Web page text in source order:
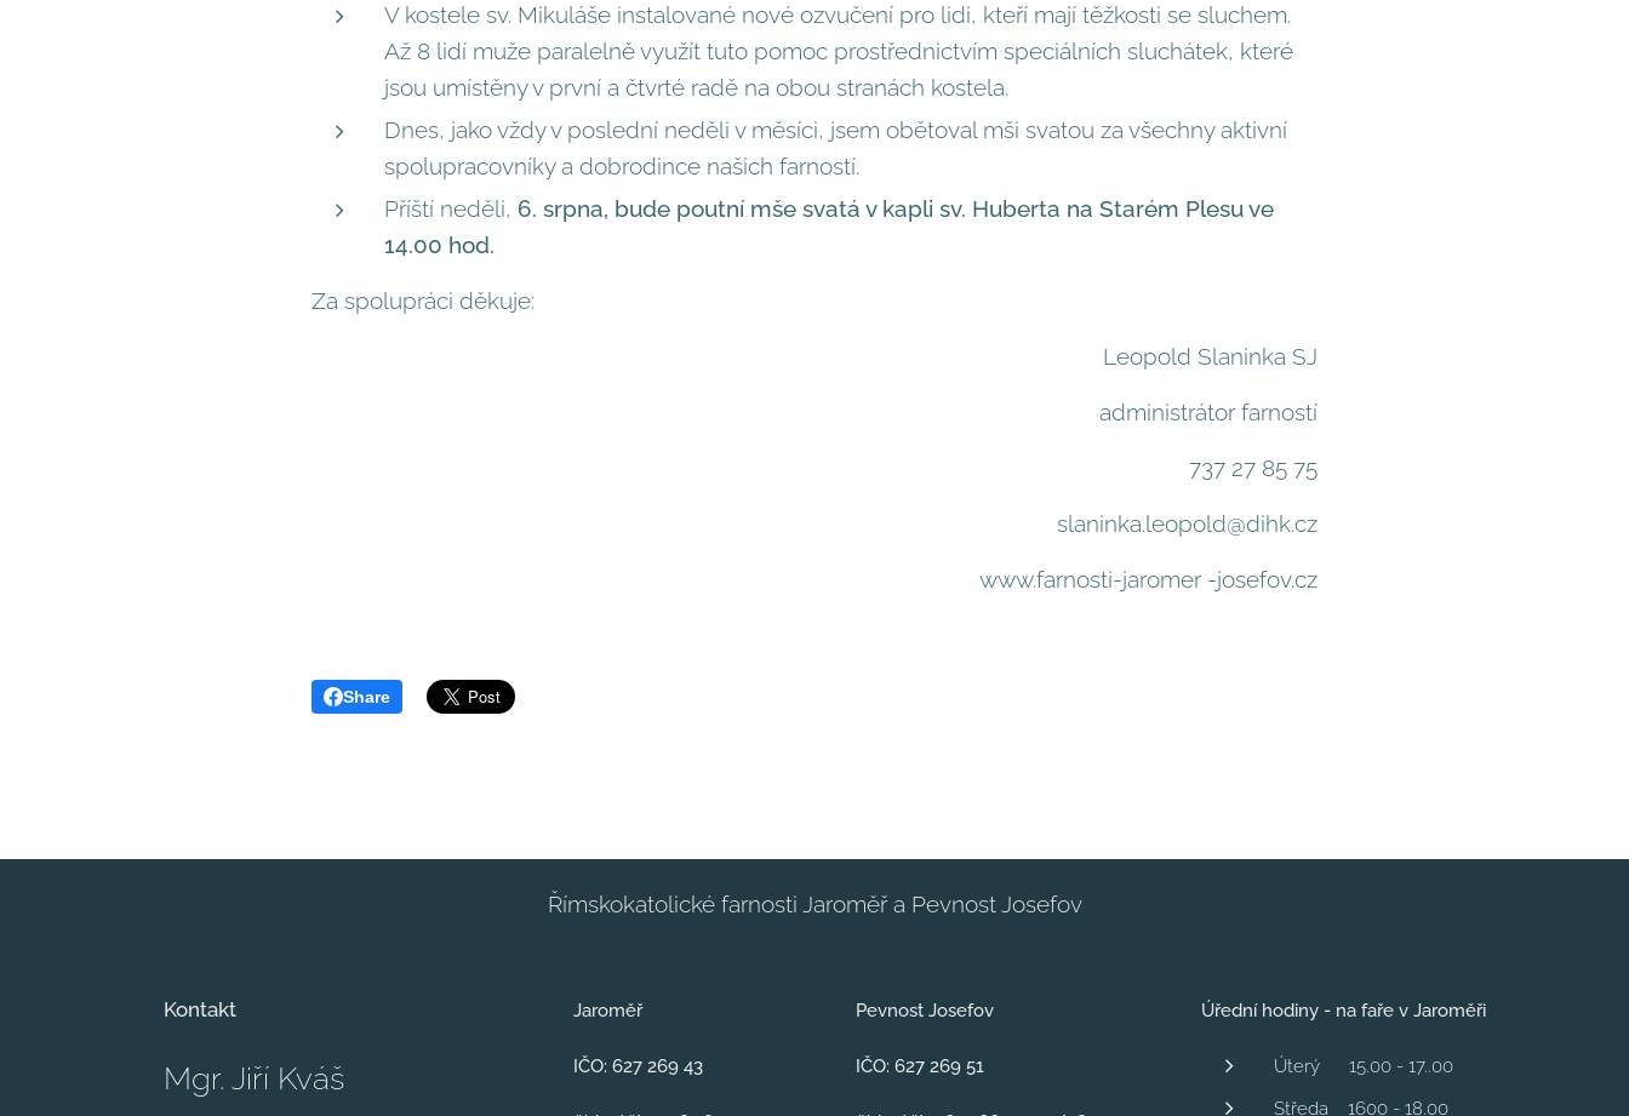
V kostele sv. Mikuláše instalované nové ozvučení pro lidi, kteří mají těžkosti se sluchem.
Až 8 lidí muže paralelně využít tuto pomoc prostřednictvím speciálních sluchátek, které
jsou umístěny v první a čtvrté radě na obou stranách kostela.
Dnes, jako vždy v poslední neděli v měsíci, jsem obětoval mši svatou za všechny aktivní
spolupracovníky a dobrodince našich farností.
Příští neděli, 6. srpna, bude poutní mše svatá v kapli sv. Huberta na Starém Plesu ve
14.00 hod.
Za spolupráci děkuje:
Leopold Slaninka SJ
administrátor farností
737 27 85 75
slaninka.leopold@dihk.cz
www.farnosti-jaromer -josefov.cz
Share
Římskokatolické farnosti Jaroměř a Pevnost Josefov
Kontakt
Mgr. Jiří Kváš
Jaroměř
IČO: 627 269 43
Pevnost Josefov
IČO: 627 269 51
Úřední hodiny - na faře v Jaroměři
Úterý 15.00 - 17..00
Středa 1600 - 18.00